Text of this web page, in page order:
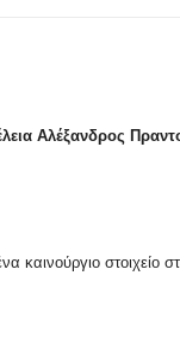
Αλέξανδρος
στοιχείο